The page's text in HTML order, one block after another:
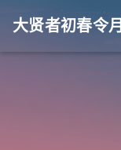
大贤者初春令月